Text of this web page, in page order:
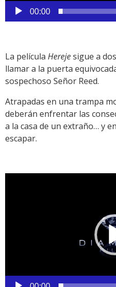
00:00
La película Herejesigue a
llamar a la puerta
sospechoso Señor Reed.
Atrapadas en una trampa
deberán enfrentar las
a la casa de un extraño… y
escapar.